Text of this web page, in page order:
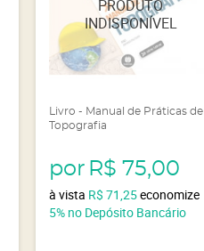
Livro - Manual de Práticas de
Topografia
por R$ 75,00
à vista R$ 71,25economize
5% no Depósito Bancário